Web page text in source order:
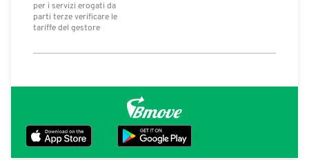
per i servizi erogati da
parti terze verificare le
tariffe del gestore